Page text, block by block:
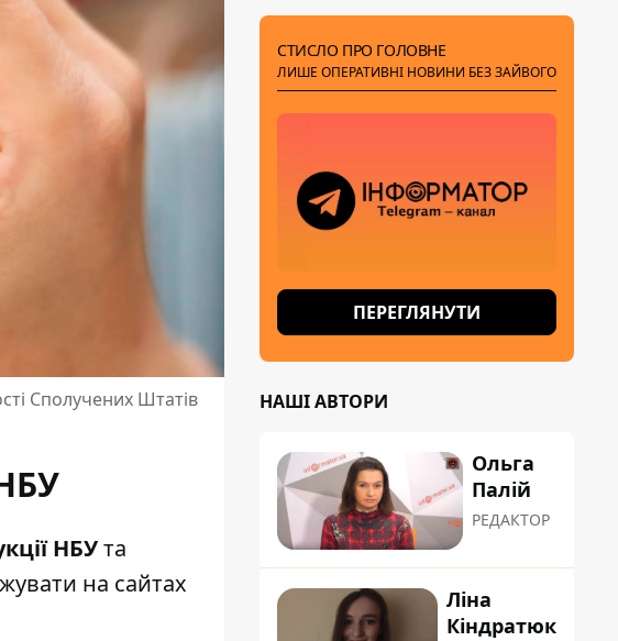
Сполучених Штатів
НБУта
на сайтах
СТИСЛО ПРО ГОЛОВНЕ
ЛИШЕ ОПЕРАТИВНІ НОВИНИ БЕЗ ЗАЙВОГО
ПЕРЕГЛЯНУТИ
НАШІ АВТОРИ
Ольга
Палій
РЕДАКТОР
Ліна
Кіндратюк